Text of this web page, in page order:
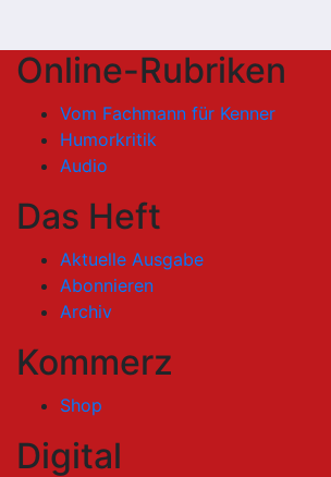
Online-Rubriken
Vom Fachmann für Kenner
Humorkritik
Audio
Das Heft
Aktuelle Ausgabe
Abonnieren
Archiv
Kommerz
Shop
Digital